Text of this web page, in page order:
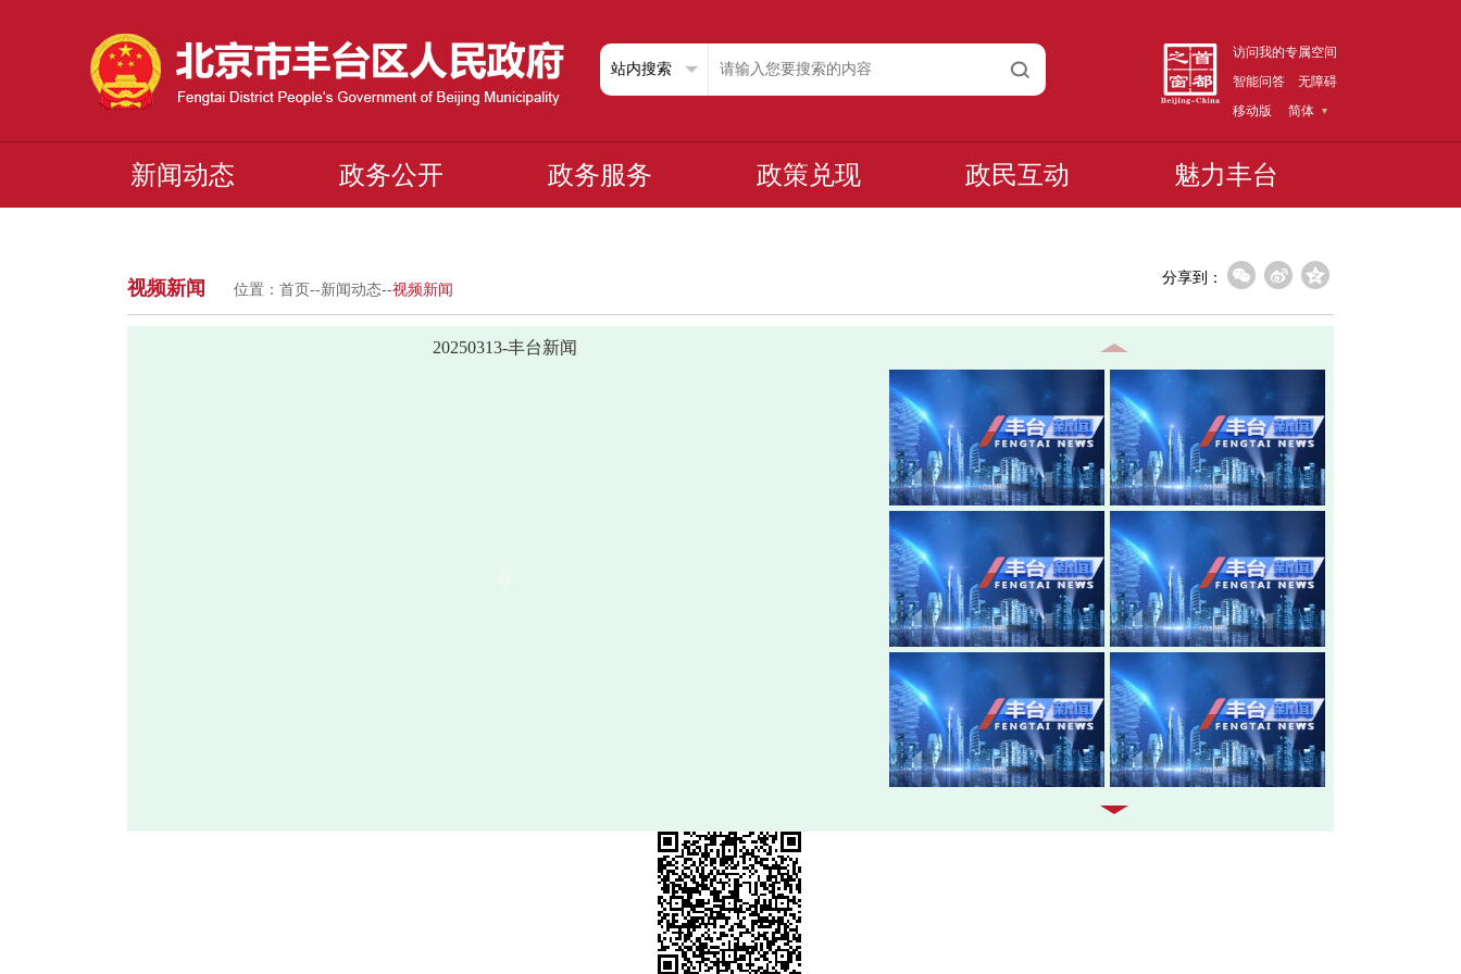
访问我的专属空间
智能问答
无障碍
移动版
简体
新闻动态 政务公开 政务服务 政策兑现 政民互动 魅力丰台
视频新闻 位置： 首页 --新闻动态--视频新闻
分享到：
20250313-丰台新闻
20260805-丰台新闻
20260803-丰台新闻
20260730-丰台新闻